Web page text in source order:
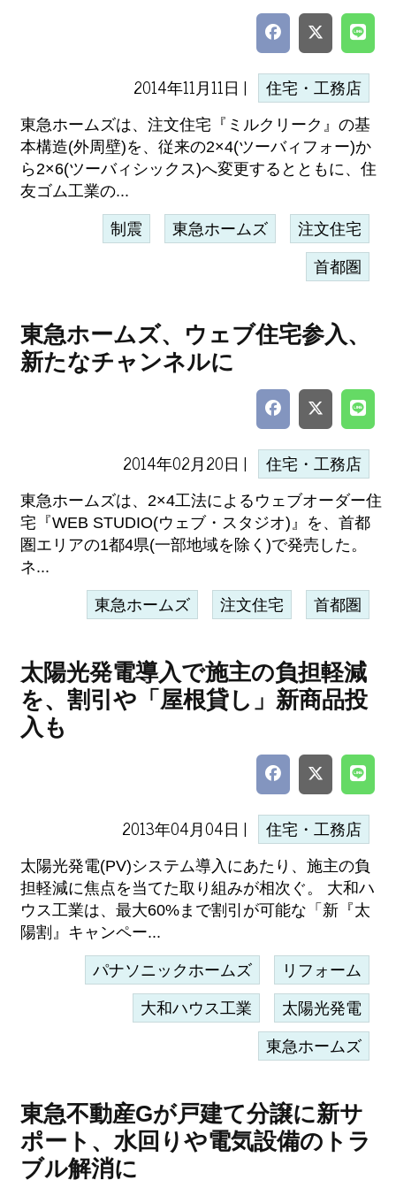
2014年11月11日 | 住宅・工務店
東急ホームズは、注文住宅『ミルクリーク』の基
本構造(外周壁)を、従来の2×4(ツーバィフォー)か
ら2×6(ツーバィシックス)へ変更するとともに、住
友ゴム工業の...
制震 東急ホームズ 注文住宅
首都圏
東急ホームズ、ウェブ住宅参入、
新たなチャンネルに
2014年02月20日 | 住宅・工務店
東急ホームズは、2×4工法によるウェブオーダー住
宅『WEB STUDIO(ウェブ・スタジオ)』を、首都
圏エリアの1都4県(一部地域を除く)で発売した。
ネ...
東急ホームズ 注文住宅 首都圏
太陽光発電導入で施主の負担軽減
を、割引や「屋根貸し」新商品投
入も
2013年04月04日 | 住宅・工務店
太陽光発電(PV)システム導入にあたり、施主の負
担軽減に焦点を当てた取り組みが相次ぐ。 大和ハ
ウス工業は、最大60%まで割引が可能な「新『太
陽割』キャンペー...
パナソニックホームズ リフォーム
大和ハウス工業 太陽光発電
東急ホームズ
東急不動産Gが戸建て分譲に新サ
ポート、水回りや電気設備のトラ
ブル解消に